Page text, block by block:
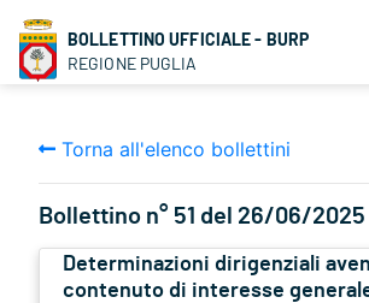
BOLLETTINO UFFICIALE - BURP
REGIONE PUGLIA
Torna all'elenco bollettini
Bollettino n° 51 del 26/06/2025
Determinazioni dirigenziali
contenuto di interesse